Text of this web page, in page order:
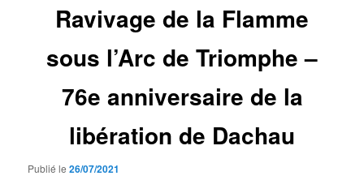
Ravivage de la Flamme
sous l’Arc de Triomphe –
76e anniversaire de la
libération de Dachau
Publié le26/07/2021